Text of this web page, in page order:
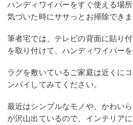
ハンディワイパーをすぐ使える場所
気づいた時にササっとお掃除できま
筆者宅では、テレビの背面に貼り
を取り付けて、ハンディワイパー
ラグを敷いているご家庭は近くに
ンバイしてみてください。
最近はシンプルなモノや、かわい
が沢山出ているので、インテリア